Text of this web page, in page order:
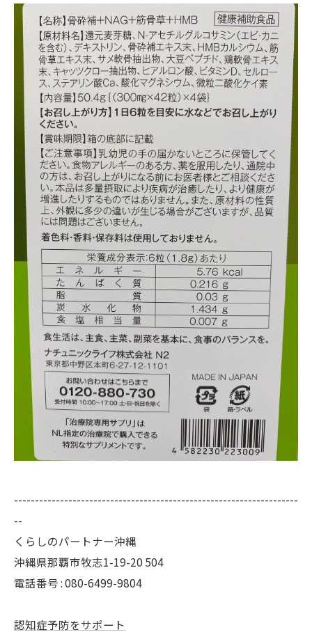
--------------------------------------------------------------------
--
くらしのパートナー沖縄
沖縄県那覇市牧志1-19-20 504
電話番号 : 080-6499-9804
認知症予防をサポート